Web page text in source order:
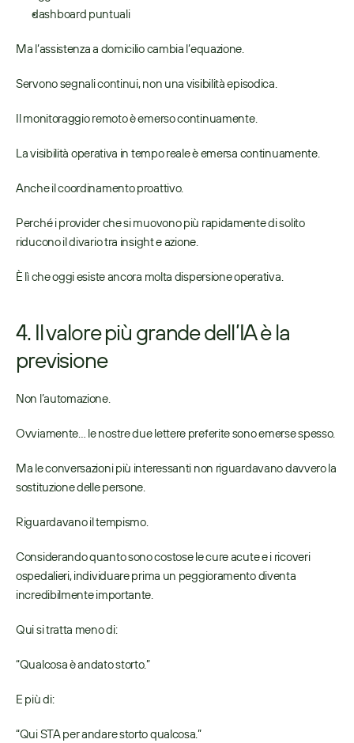
dashboard puntuali
Ma l’assistenza a domicilio cambia l’equazione.
Servono segnali continui, non una visibilità episodica.
Il monitoraggio remoto è emerso continuamente.
La visibilità operativa in tempo reale è emersa continuamente.
Anche il coordinamento proattivo.
Perché i provider che si muovono più rapidamente di solito
riducono il divario tra insight e azione.
È lì che oggi esiste ancora molta dispersione operativa.
4. Il valore più grande dell’IA è la
previsione
Non l’automazione.
Ovviamente… le nostre due lettere preferite sono emerse spesso.
Ma le conversazioni più interessanti non riguardavano davvero la
sostituzione delle persone.
Riguardavano il tempismo.
Considerando quanto sono costose le cure acute e i ricoveri
ospedalieri, individuare prima un peggioramento diventa
incredibilmente importante.
Qui si tratta meno di:
“Qualcosa è andato storto.”
E più di:
“Qui STA per andare storto qualcosa.”